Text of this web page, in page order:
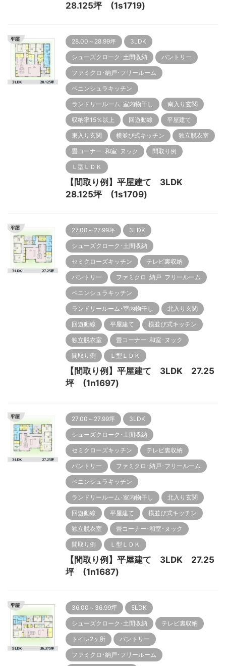
28.125坪 (1s1719)
28.00～28.99坪 3LDK
シューズクローク･土間収納 パントリー
ファミクロ･納戸･フリールーム
ペニンシュラキッチン
ランドリールーム･室内物干し 南入り玄関
収納率15％以上 回遊動線 平屋建て
東入り玄関 横並び式キッチン 独立脱衣室
畳コーナー･和室･ヌック 間取り例
Ｌ型ＬＤＫ
【間取り例】平屋建て 3LDK
28.125坪 (1s1709)
27.00～27.99坪 3LDK
シューズクローク･土間収納
セミクローズキッチン テレビ裏収納
パントリー ファミクロ･納戸･フリールーム
ペニンシュラキッチン
ランドリールーム･室内物干し 北入り玄関
回遊動線 平屋建て 横並び式キッチン
独立脱衣室 畳コーナー･和室･ヌック
間取り例 Ｌ型ＬＤＫ
【間取り例】平屋建て 3LDK 27.25
坪 (1n1697)
27.00～27.99坪 3LDK
シューズクローク･土間収納
セミクローズキッチン テレビ裏収納
パントリー ファミクロ･納戸･フリールーム
ペニンシュラキッチン
ランドリールーム･室内物干し 北入り玄関
回遊動線 平屋建て 横並び式キッチン
独立脱衣室 畳コーナー･和室･ヌック
間取り例 Ｌ型ＬＤＫ
【間取り例】平屋建て 3LDK 27.25
坪 (1n1687)
36.00～36.99坪 5LDK
シューズクローク･土間収納 テレビ裏収納
トイレ2ヶ所 パントリー
ファミクロ･納戸･フリールーム